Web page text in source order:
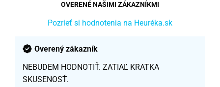
OVERENÉ NAŠIMI ZÁKAZNÍKMI
Pozrieť si hodnotenia na Heuréka.sk
Overený zákazník
NEBUDEM HODNOTIŤ. ZATIAĽ KRATKA
SKUSENOSŤ.